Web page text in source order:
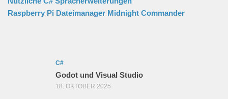
Raspberry Pi Dateimanager Midnight Commander
C#
Godot und Visual Studio
18. OKTOBER 2025